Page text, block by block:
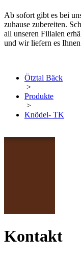
Ab sofort gibt es bei
zuhause zubereiten.
all unseren Filialen
und wir liefern es
Ötztal Bäck
>
Produkte
>
Knödel- TK
Kontakt